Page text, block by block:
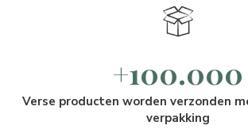
+100.000
Verse producten worden verzonden
verpakking